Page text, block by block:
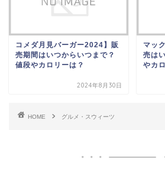
コメダ月見バーガー2024】販
売期間はいつからいつまで？
値段やカロリーは？
2024年8月30日
マッ
売は
やカ
HOME グルメ・スウィーツ